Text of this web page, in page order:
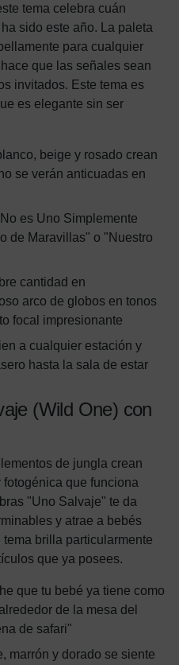
tema celebra cuán
sido este año. La paleta
para cualquier
que las señales sean
invitados. Este tema es
es elegante sin ser
beige y rosado crean
se verán anticuadas en
es Uno Simplemente
de Maravillas" o "Nuestro
cantidad en
arco de globos en tonos
focal impresionante
a cualquier estación y
hasta la sala de estar
(Wild One) con
de jungla crean
que funciona
"Uno Salvaje" te da
y atrae a bebés
brilla particularmente
que ya posees.
que tu bebé ya tiene como
de la mesa del
de safari"
marrón y dorado se siente